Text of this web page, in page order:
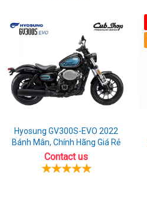
Hyosung GV300S-EVO 2022
Bánh Mân, Chính Hãng Giá Rẻ
Contact us